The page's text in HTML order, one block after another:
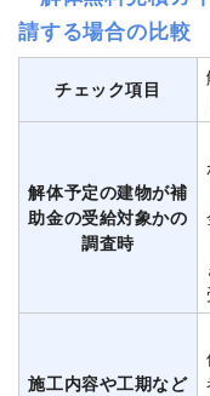
請する場合の比較
チェック項目
解体予定の建物が補
助金の受給対象かの
調査時
施工内容や工期など